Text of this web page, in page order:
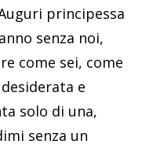
principessa
senza noi,
come sei, come
e
solo di una,
senza un